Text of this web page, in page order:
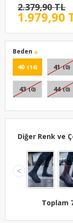
1.979,90
2.379,90 TL
Beden
40 (14) 41 (0)
43 (0) 44 (0)
Diğer Renk ve
<
Toplam